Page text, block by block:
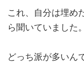
これ、自分は埋め
ら聞いていました。
どっち派が多いん